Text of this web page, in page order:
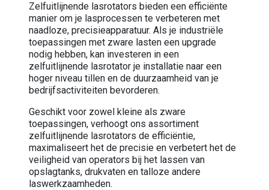
Zelfuitlijnende lasrotators bieden een efficiënte
manier om je lasprocessen te verbeteren met
naadloze, precisieapparatuur. Als je industriële
toepassingen met zware lasten een upgrade
nodig hebben, kan investeren in een
zelfuitlijnende lasrotator je installatie naar een
hoger niveau tillen en de duurzaamheid van je
bedrijfsactiviteiten bevorderen.
Geschikt voor zowel kleine als zware
toepassingen, verhoogt ons assortiment
zelfuitlijnende lasrotators de efficiëntie,
maximaliseert het de precisie en verbetert het de
veiligheid van operators bij het lassen van
opslagtanks, drukvaten en talloze andere
laswerkzaamheden.